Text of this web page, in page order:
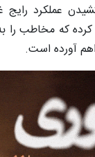
عملکرد
کرده که مخاطب
آورده است.